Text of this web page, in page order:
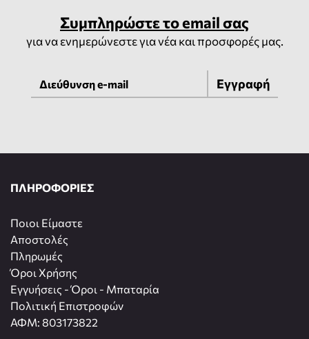
Συμπληρώστε το email σας
για να ενημερώνεστε για νέα και προσφορές μας.
Εγγραφή
ΠΛΗΡΟΦΟΡΙΕΣ
Ποιοι Είμαστε
Αποστολές
Πληρωμές
Όροι Χρήσης
Εγγυήσεις - Όροι - Μπαταρία
Πολιτική Επιστροφών
ΑΦΜ: 803173822